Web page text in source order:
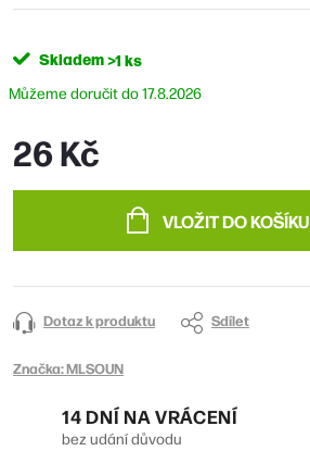
Skladem>1 ks
17.8.2026
26 Kč
VLOŽIT DO KOŠÍKU
Dotaz k produktu Sdílet
Značka:MLSOUN
14 DNÍ NA VRÁCENÍ
bez udání důvodu